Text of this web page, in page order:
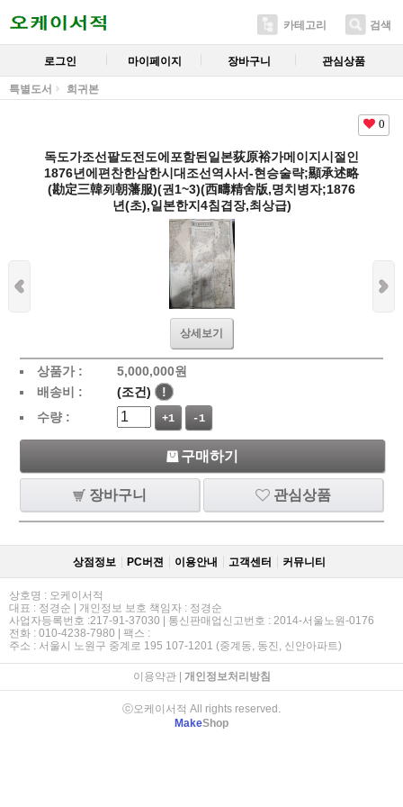
카테고리 검색
로그인 마이페이지 장바구니 관심상품
특별도서 희귀본
0
독도가조선팔도전도에포함된일본荻原裕가메이지시절인
1876년에편찬한삼한시대조선역사서-현승술략;顯承述略
(勘定三韓列朝藩服)(권1~3)(西疇精舍版,명치병자;1876
년(초),일본한지4침겹장,최상급)
상세보기
상품가 : 5,000,000원
배송비 :
(조건)
!
수량 :
+1 -1
구매하기
장바구니 관심상품
상점정보 PC버젼 이용안내 고객센터 커뮤니티
상호명 : 오케이서적
대표 : 정경순 | 개인정보 보호 책임자 : 정경순
사업자등록번호 :217-91-37030 | 통신판매업신고번호 : 2014-서울노원-0176
전화 : 010-4238-7980 | 팩스 :
주소 : 서울시 노원구 중계로 195 107-1201 (중계동, 동진, 신안아파트)
이용약관| 개인정보처리방침
ⓒ오케이서적 All rights reserved.
MakeShop